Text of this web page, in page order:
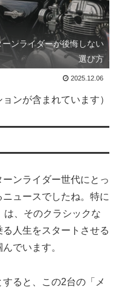
ンライダーが後悔しない
選び方
2025.12.06
ンが含まれています）
ーンライダー世代にとっ
ュースでしたね。特に
は、そのクラシックな
人生をスタートさせる
でいます。
ると、この2台の「メ